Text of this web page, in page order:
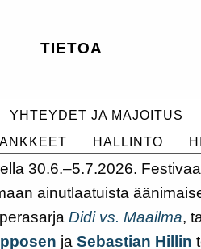
TIETOA
YHTEYDET JA MAJOITUS
HALLINTO
avattu. Kaikki
30.6.–5.7.2026.
ainutlaatuista
Didi vs. Maailma,
ja Sebastian Hillin